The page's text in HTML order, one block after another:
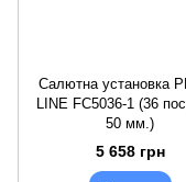
Салютна установка
LINE FC5036-1 (36
50 мм.)
5 658 грн